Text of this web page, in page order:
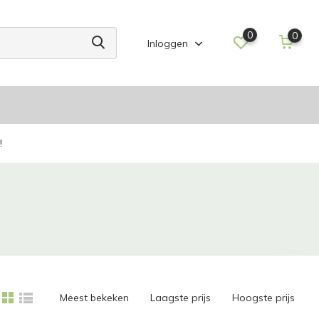
Inloggen
0 0
Meest bekeken Laagste prijs Hoogste prijs